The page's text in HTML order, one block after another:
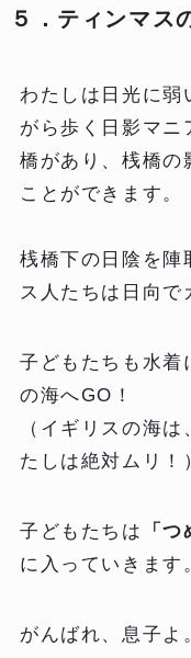
５．ティンマス
わたしは日光に弱
がら歩く日影マニ
橋があり、桟橋の
ことができます。
桟橋下の日陰を陣
ス人たちは日向で
子どもたちも水着
の海へGO！
（イギリスの海
たしは絶対ムリ！
子どもたちは 「
に入っていきます
がんばれ、息子よ